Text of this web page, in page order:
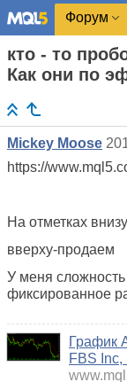
Форум
кто - то
Как они по
Mickey Moose
https://
На отметках
вверху-продаем
У меня
фиксированное
График
FBS Inc,